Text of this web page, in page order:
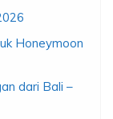
Honeymoon
dari Bali –